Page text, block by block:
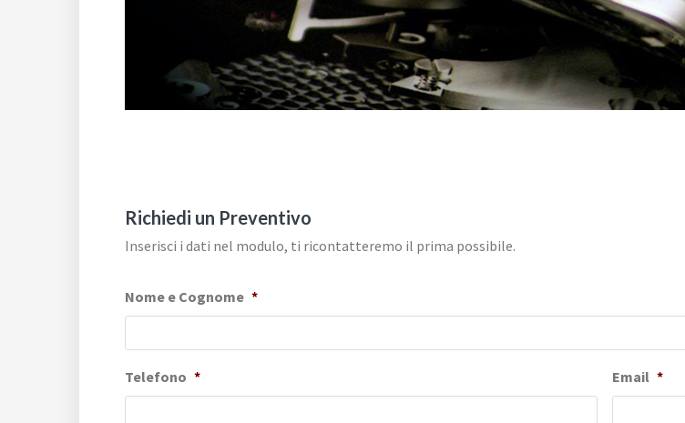
Richiedi un Preventivo
Inserisci i dati nel modulo, ti ricontatteremo il prima possibile.
Nome e Cognome *
Telefono * Email *